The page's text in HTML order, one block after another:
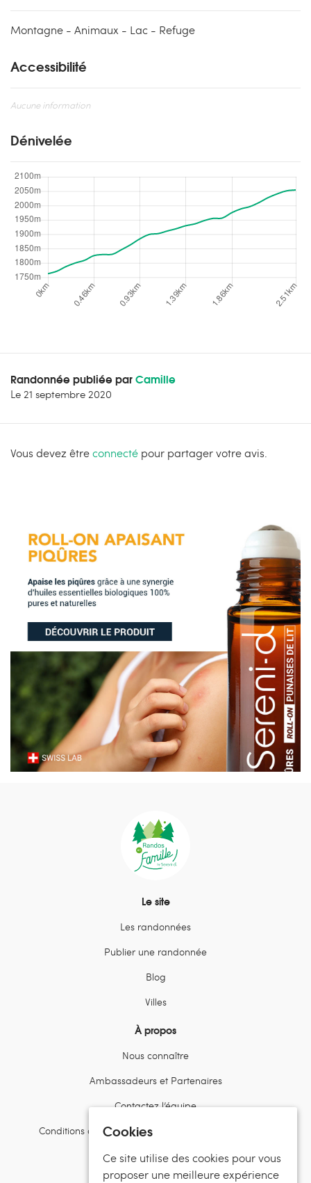
Montagne - Animaux - Lac - Refuge
Accessibilité
Aucune information
Dénivelée
Randonnée publiée parCamille
Le 21 septembre 2020
Vous devez êtreconnecté pour partager votre avis.
Le site
Les randonnées
Publier une randonnée
Blog
Villes
À propos
Nous connaître
Ambassadeurs et Partenaires
Contactez l’équipe
Conditions d’utilisation et politiques de confidentialité
Suivez Randos en Famille
Cookies
Ce site utilise des cookies pour vous
proposer une meilleure expérience